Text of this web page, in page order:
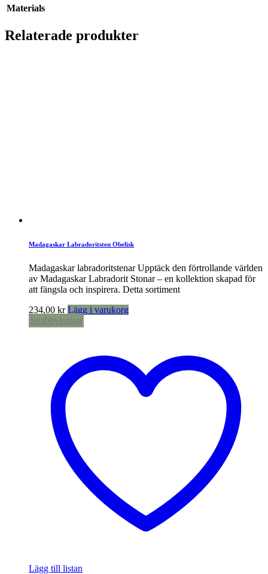
Materials
Relaterade produkter
Madagaskar Labradoritsten Obelisk
Madagaskar labradoritstenar Upptäck den förtrollande världen
av Madagaskar Labradorit Stonar – en kollektion skapad för
att fängsla och inspirera. Detta sortiment
234,00 kr Lägg i varukorg
Snabbvisning
Lägg till listan